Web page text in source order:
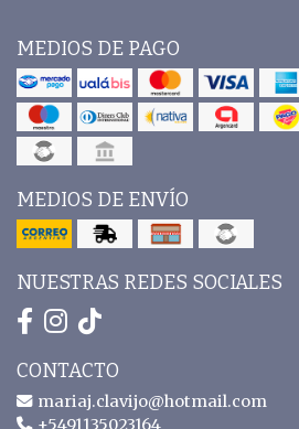
MEDIOS DE PAGO
MEDIOS DE ENVÍO
NUESTRAS REDES SOCIALES
CONTACTO
mariaj.clavijo@hotmail.com